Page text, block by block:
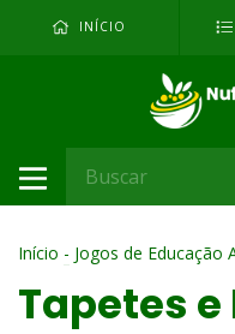
INÍCIO
Início - Jogos de Educação
Tapetes